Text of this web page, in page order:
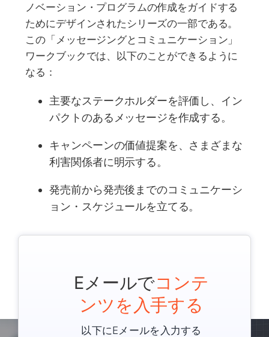
ノベーション・プログラムの作成をガイドする
ためにデザインされたシリーズの一部である。
この「メッセージングとコミュニケーション」
ワークブックでは、以下のことができるように
なる：
主要なステークホルダーを評価し、イン
パクトのあるメッセージを作成する。
キャンペーンの価値提案を、さまざまな
利害関係者に明示する。
発売前から発売後までのコミュニケーシ
ョン・スケジュールを立てる。
Eメールでコンテ
ンツを入手する
以下にEメールを入力する